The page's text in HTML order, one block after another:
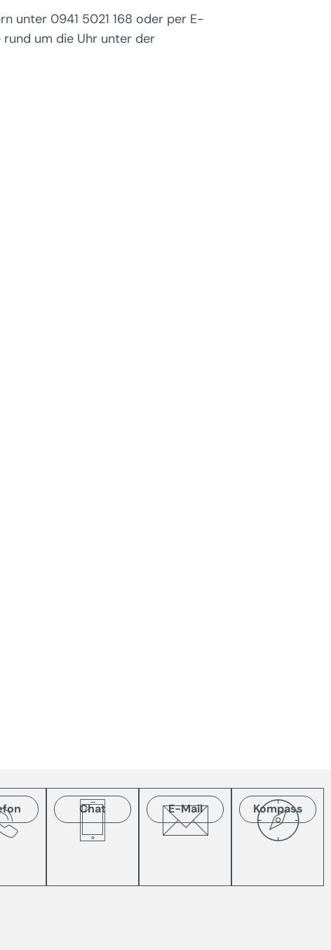
unter 0941 5021 168 oder per E-
rund um die Uhr unter der
Chat E-Mail Kompass